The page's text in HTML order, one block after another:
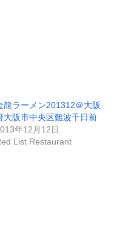
龍ラーメン201312＠大阪
大阪市中央区難波千日前
年12月12日
List Restaurant